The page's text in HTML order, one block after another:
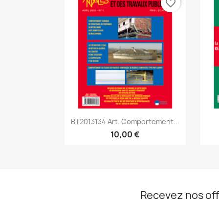
Aperçu rapide
BT2013134 Art. Comportement...
10,00 €
favorite_border
Recevez nos